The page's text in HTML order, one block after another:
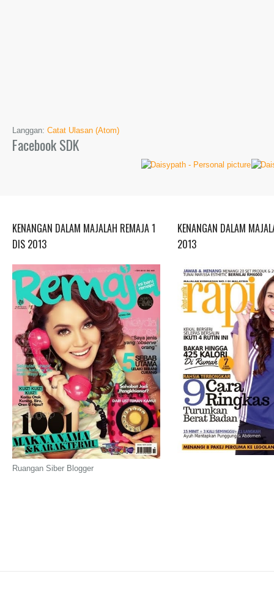
Langgan: Catat Ulasan (Atom)
Facebook SDK
KENANGAN DALAM MAJALAH REMAJA 1
DIS 2013
Ruangan Siber Blogger
KENANGAN DALAM
2013